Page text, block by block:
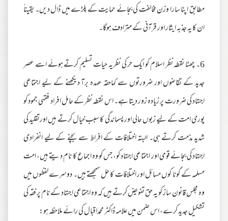
مطابق اپنا سارا وزن مخالفت کی بجائے حمایت کے پلڑے میں ڈال دیں۔ یقیناً
ان کا یہ جذبہ ایثار اور قرآنی کے مترادف ہوگا۔
6۔ چھٹا نقطہ نظر اسلام کو ایک حر کی نظریہ حیات تسلیم کرتے ہوئے اسے عصر
جدید کے تقاضوں اور ضرورتوں سے کماحقہ عہدہ برآ دیکھنے کے لیے اجتماعی
اجتہاد کی ضرورت پر زیادہ زور دیتا ہے۔ اس نقطہ نظر کے حامل افراد فقہی جمود کو
پوری امت کے لیے زبوں حالی اور پسماندگی کا سبب خیال کرتے ہیں اورتقلید کی
شدید مذمت کرتے ہی۔ البتہ اختلافات کے افراط سے بچنے کے لیے انفرادی
اجتہاد کی بجائے قومی اور اجتماعی اجتہاد کو، جس کو وہ اجماع کا نام دیتے ہیں، امت
مسلمہ کے گونا کوں مسائل اور اختلافات کا حل سمجھتے ہیں۔ دوسرے لفظوں میں
وہ مجلس قانون ساز کو یہ حق تفویض کرتے ہیں کہ وہ اجتماعی اجتہاد کے نام پر فقہ کی
تشکیل جدید کرے، اس ضمن میں علامہ ڈاکٹر محمداقبال کی رائے ملاحظہ ہو: